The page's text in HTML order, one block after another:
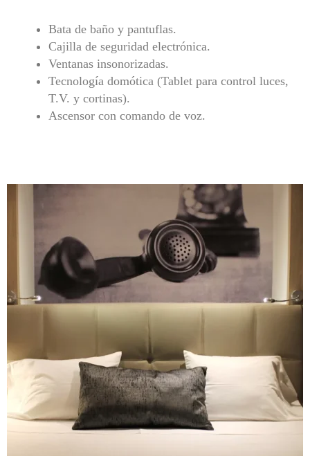
Bata de baño y pantuflas.
Cajilla de seguridad electrónica.
Ventanas insonorizadas.
Tecnología domótica (Tablet para control luces,
T.V. y cortinas).
Ascensor con comando de voz.